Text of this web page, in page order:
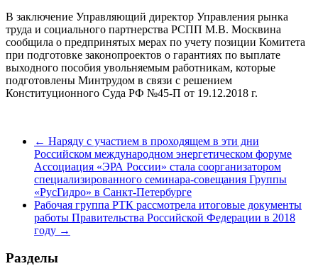
В заключение Управляющий директор Управления рынка
труда и социального партнерства РСПП М.В. Москвина
сообщила о предпринятых мерах по учету позиции Комитета
при подготовке законопроектов о гарантиях по выплате
выходного пособия увольняемым работникам, которые
подготовлены Минтрудом в связи с решением
Конституционного Суда РФ №45-П от 19.12.2018 г.
← Наряду с участием в проходящем в эти дни
Российском международном энергетическом форуме
Ассоциация «ЭРА России» стала соорганизатором
специализированного семинара-совещания Группы
«РусГидро» в Санкт-Петербурге
Рабочая группа РТК рассмотрела итоговые документы
работы Правительства Российской Федерации в 2018
году →
Разделы